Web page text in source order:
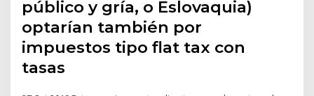
público y gría, o Eslovaquia)
optarían también por
impuestos tipo flat tax con
tasas